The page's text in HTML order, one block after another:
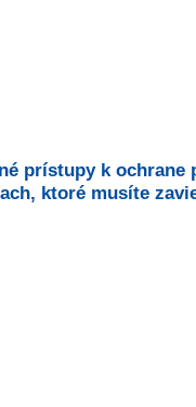
prístupy k ochrane
ktoré musíte